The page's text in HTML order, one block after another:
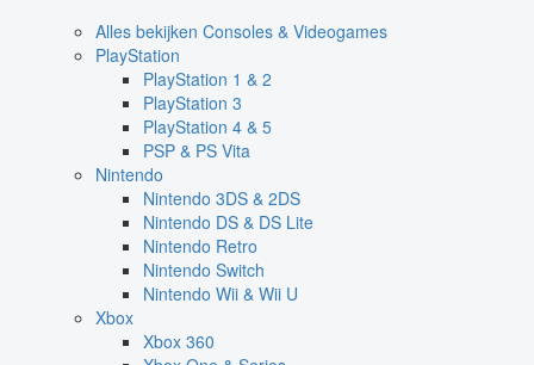
Alles bekijken Consoles & Videogames
PlayStation
PlayStation 1 & 2
PlayStation 3
PlayStation 4 & 5
PSP & PS Vita
Nintendo
Nintendo 3DS & 2DS
Nintendo DS & DS Lite
Nintendo Retro
Nintendo Switch
Nintendo Wii & Wii U
Xbox
Xbox 360